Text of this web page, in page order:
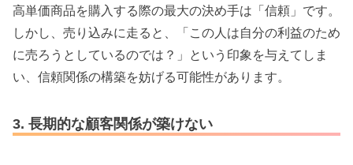
高単価商品を購入する際の最大の決め手は「信頼」です。
しかし、売り込みに走ると、「この人は自分の利益のため
に売ろうとしているのでは？」という印象を与えてしま
い、信頼関係の構築を妨げる可能性があります。
3. 長期的な顧客関係が築けない